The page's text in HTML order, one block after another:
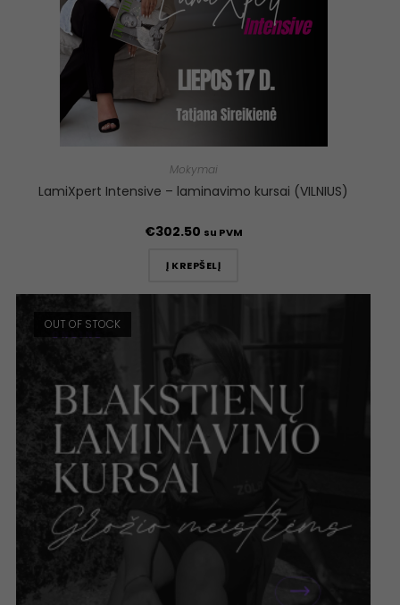
Mokymai
LamiXpert Intensive – laminavimo kursai (VILNIUS)
€302.50 su PVM
Į KREPŠELĮ
OUT OF STOCK